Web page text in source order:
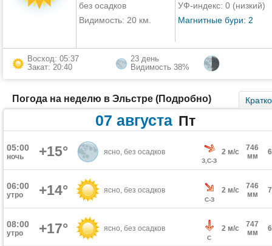
без осадков
Видимость: 20 км.
УФ-индекс: 0 (низкий)
Магнитные бури: 2
Восход: 05:37
Закат: 20:40
23 день
Видимость 38%
Погода на неделю в Эльстре (Подробно) Кратко
07 августа Пт
05:00
ночь +15° ясно, без осадков
З,С-З
2 м/с
746
мм
06:00
утро +14° ясно, без осадков
С-З
2 м/с
746
мм
08:00
утро +17° ясно, без осадков
С
2 м/с
747
мм